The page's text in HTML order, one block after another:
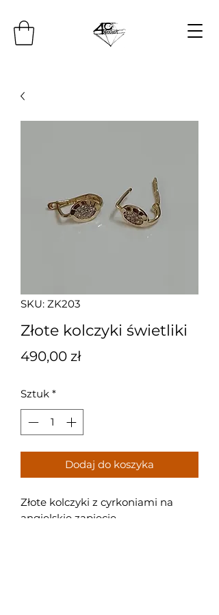
SKU: ZK203
Złote kolczyki świetliki
490,00 złCena
Sztuk *
Dodaj do koszyka
Złote kolczyki z cyrkoniami na
angielskie zapięcie.